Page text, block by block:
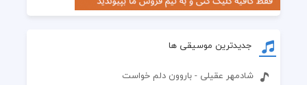
جدیدترین موسیقی ها
شادمهر عقیلی - باروون دلم خواست